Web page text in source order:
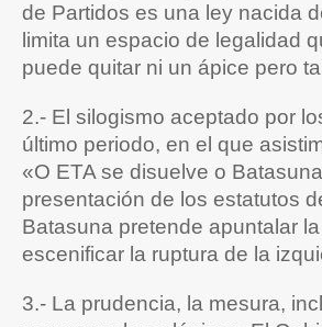
de Partidos es una ley nacida
limita un espacio de legalidad
puede quitar ni un ápice pero
2.- El silogismo aceptado por
último periodo, en el que
«O ETA se disuelve o
presentación de los estatutos
Batasuna pretende apuntalar
escenificar la ruptura de la
3.- La prudencia, la mesura,